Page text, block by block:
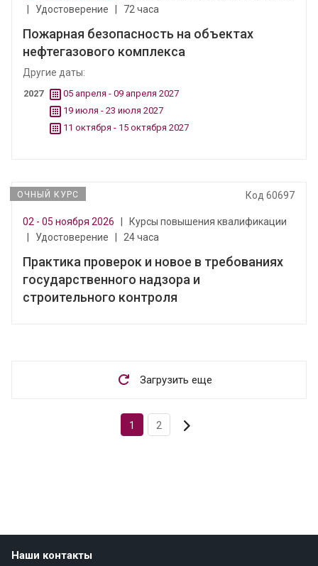
Удостоверение 72 часа
Пожарная безопасность на объектах
нефтегазового комплекса
Другие даты:
2027
05 апреля - 09 апреля 2027
19 июля - 23 июля 2027
11 октября - 15 октября 2027
ОЧНЫЙ КУРС Код 60697
02 - 05 ноября 2026
Курсы повышения квалификации
Удостоверение 24 часа
Практика проверок и новое в требованиях
государственного надзора и
строительного контроля
Загрузить еще
1 2
Наши контакты